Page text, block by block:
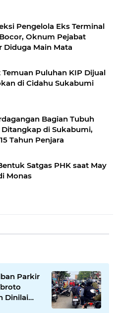
Pengelola Eks Terminal
Oknum Pejabat
Diduga Main Mata
Temuan Puluhan KIP Dijual
di Cidahu Sukabumi
Bagian Tubuh
Ditangkap di Sukabumi,
Tahun Penjara
Satgas PHK saat May
Monas
Parkir
Dinilai